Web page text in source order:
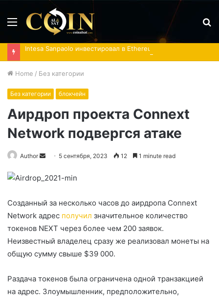
Menu
Home / Без категории
Без категории блокчейн
Аирдроп проекта Connext
Network подвергся атаке
Author
Send
email
5 сентября, 2023 12 1 minute read
Созданный за несколько часов до аирдропа Connext
Network адрес получил значительное количество
токенов NEXT через более чем 200 заявок.
Неизвестный владелец сразу же реализовал монеты на
общую сумму свыше $39 000.
Раздача токенов была ограничена одной транзакцией
на адрес. Злоумышленник, предположительно,